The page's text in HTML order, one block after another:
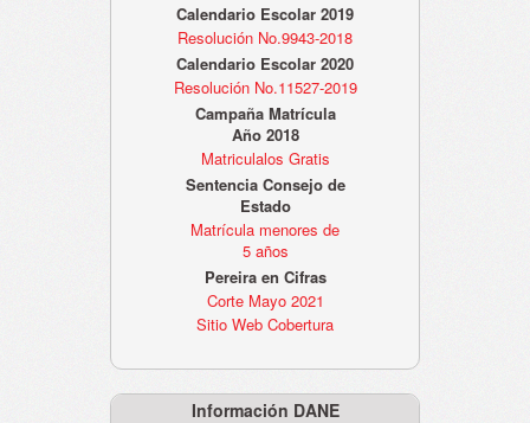
Calendario Escolar 2019
Resolución No.9943-2018
Calendario Escolar 2020
Resolución No.11527-2019
Campaña Matrícula
Año 2018
Matriculalos Gratis
Sentencia Consejo de
Estado
Matrícula menores de
5 años
Pereira en Cifras
Corte Mayo 2021
Sitio Web Cobertura
Información DANE